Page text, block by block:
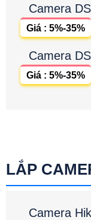
Camera
Giá : 5%-35%
Camera
Giá : 5%-35%
LẮP
Camera